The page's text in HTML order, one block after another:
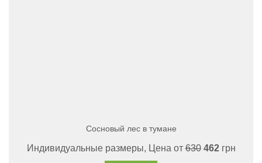
Сосновый лес в тумане
Индивидуальные размеры, Цена от630 462грн